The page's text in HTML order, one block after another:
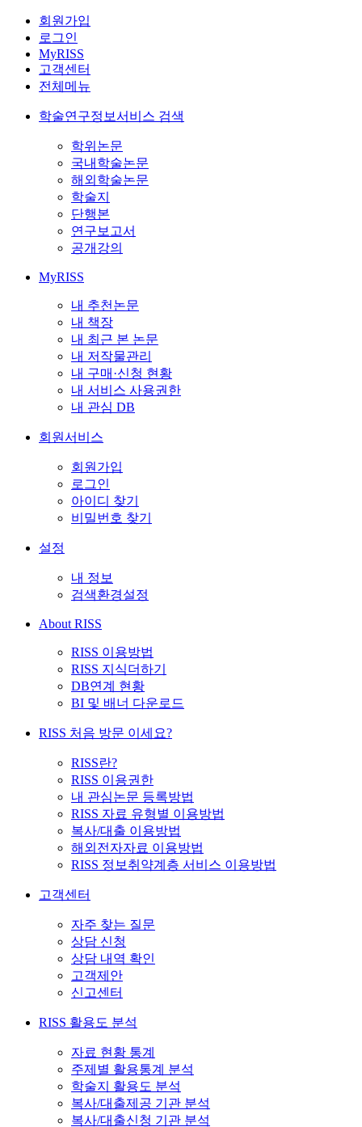
회원가입
로그인
MyRISS
고객센터
전체메뉴
학술연구정보서비스 검색
학위논문
국내학술논문
해외학술논문
학술지
단행본
연구보고서
공개강의
MyRISS
내 추천논문
내 책장
내 최근 본 논문
내 저작물관리
내 구매·신청 현황
내 서비스 사용권한
내 관심 DB
회원서비스
회원가입
로그인
아이디 찾기
비밀번호 찾기
설정
내 정보
검색환경설정
About RISS
RISS 이용방법
RISS 지식더하기
DB연계 현황
BI 및 배너 다운로드
RISS 처음 방문 이세요?
RISS란?
RISS 이용권한
내 관심논문 등록방법
RISS 자료 유형별 이용방법
복사/대출 이용방법
해외전자자료 이용방법
RISS 정보취약계층 서비스 이용방법
고객센터
자주 찾는 질문
상담 신청
상담 내역 확인
고객제안
신고센터
RISS 활용도 분석
자료 현황 통계
주제별 활용통계 분석
학술지 활용도 분석
복사/대출제공 기관 분석
복사/대출신청 기관 분석